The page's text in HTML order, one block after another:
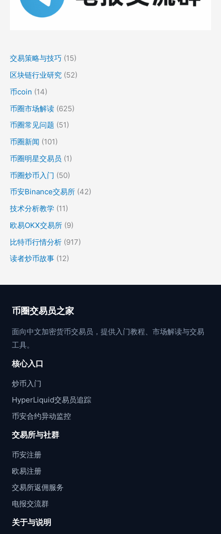
交易策略与技巧 (15)
区块链行业研究 (52)
币coin (14)
币圈市场解读 (625)
币圈常见问题 (51)
币圈新闻 (101)
币圈明星交易员 (1)
币圈炒币入门 (50)
币安Binance交易所 (42)
技术分析教学 (11)
欧易OKX交易所 (9)
比特币行情分析 (917)
读者炒币故事 (12)
币圈交易员之家
面向中文加密货币交易员，提供入门教程、市场解读与交易
工具。
核心入口
炒币入门
HyperLiquid交易员追踪
币安合约异动监控
交易所与社群
币安注册
欧易注册
交易所返佣服务
电报交流群
关于与说明